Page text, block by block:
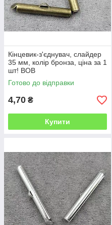
Кінцевик-з'єднувач, слайдер
35 мм, колір бронза, ціна за 1
шт! ВОВ
Готово до відправки
4,70 ₴
Купити